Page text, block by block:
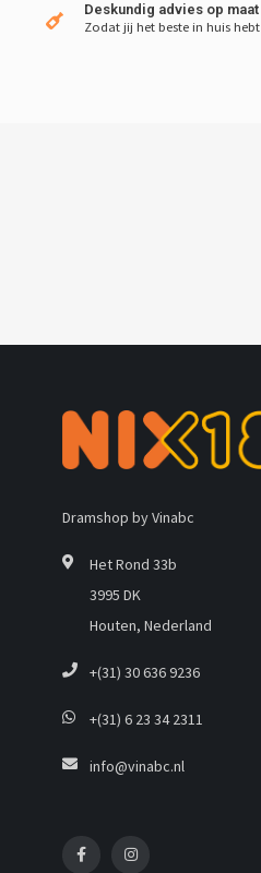
Deskundig advies op maat
Zodat jij het beste in huis hebt
Dramshop by Vinabc
Het Rond 33b
3995 DK
Houten, Nederland
+(31) 30 636 9236
+(31) 6 23 34 2311
info@vinabc.nl